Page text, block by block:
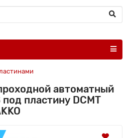
автоматный
под пластину DCMT